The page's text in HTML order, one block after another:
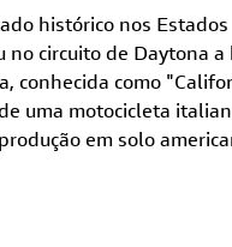
histórico nos Estados
no circuito de Daytona a
conhecida como
uma motocicleta
em solo